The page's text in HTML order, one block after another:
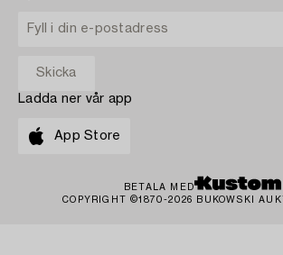
Ladda ner vår app
App Store
BETALA MED
COPYRIGHT ©1870-2026 BUKOWSKI